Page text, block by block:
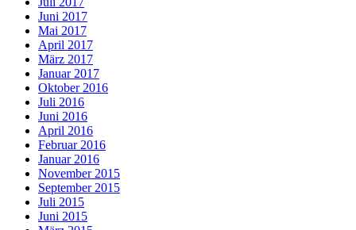
Juni 2017
Mai 2017
April 2017
März 2017
Januar 2017
Oktober 2016
Juli 2016
Juni 2016
April 2016
Februar 2016
Januar 2016
November 2015
September 2015
Juli 2015
Juni 2015